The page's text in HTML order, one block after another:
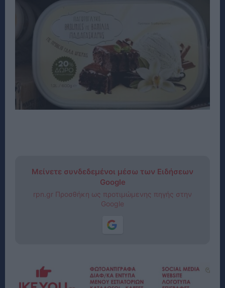
Μείνετε συνδεδεμένοι μέσω των Ειδήσεων
Google
rpn.gr Προσθήκη ως προτιμώμενης πηγής στην
Google